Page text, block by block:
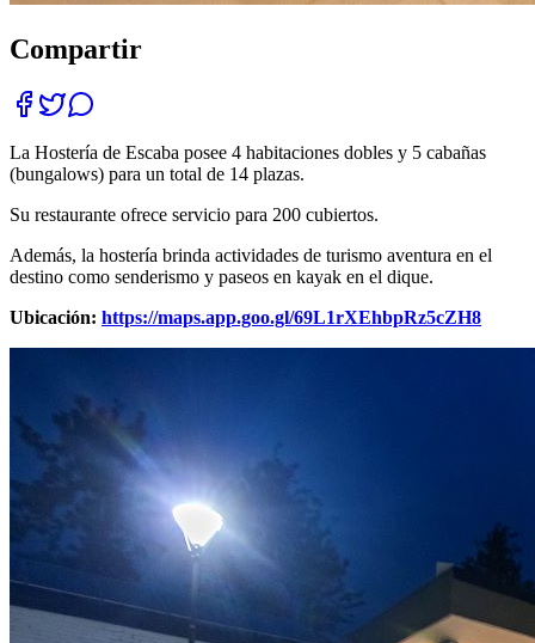
Compartir
La Hostería de Escaba posee 4 habitaciones dobles y 5 cabañas
(bungalows) para un total de 14 plazas.
Su restaurante ofrece servicio para 200 cubiertos.
Además, la hostería brinda actividades de turismo aventura en el
destino como senderismo y paseos en kayak en el dique.
Ubicación: https://maps.app.goo.gl/69L1rXEhbpRz5cZH8